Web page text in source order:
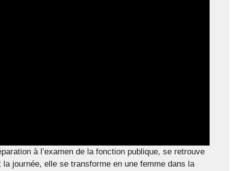
à l’examen de la fonction publique, se retrouve
journée, elle se transforme en une femme dans la